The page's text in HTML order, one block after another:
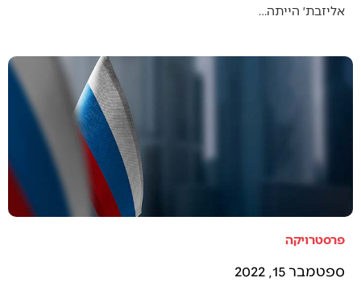
אליזבת׳ הייתה…
פרסטרויקה
ספטמבר 15, 2022